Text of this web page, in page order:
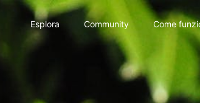
Esplora Community Come